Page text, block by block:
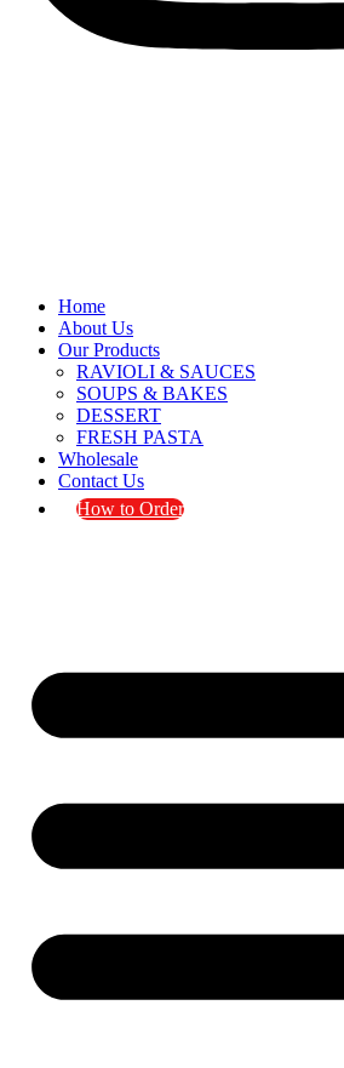
Home
About Us
Our Products
RAVIOLI & SAUCES
SOUPS & BAKES
DESSERT
FRESH PASTA
Wholesale
Contact Us
How to Order